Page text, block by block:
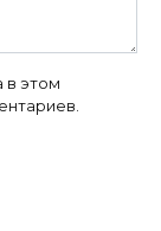
в этом